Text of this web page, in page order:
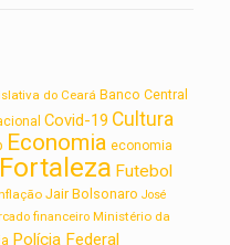
do Ceará Banco Central
Covid-19 Cultura
Economia economia
Fortaleza Futebol
Jair Bolsonaro José
financeiro Ministério da
Polícia Federal